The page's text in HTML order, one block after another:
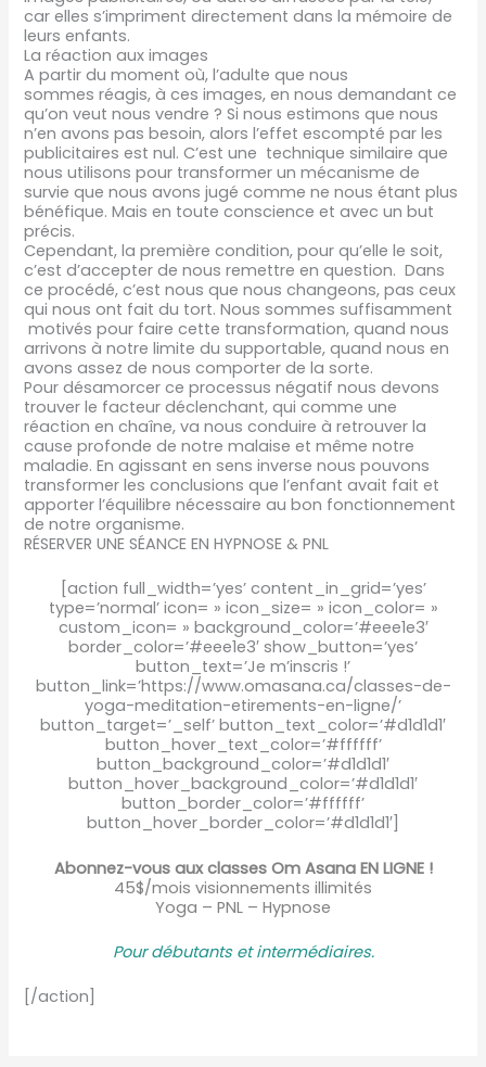
car elles s’impriment directement dans la mémoire de
leurs enfants.
La réaction aux images
A partir du moment où, l’adulte que nous
sommes réagis, à ces images, en nous demandant ce
qu’on veut nous vendre ? Si nous estimons que nous
n’en avons pas besoin, alors l’effet escompté par les
publicitaires est nul. C’est une technique similaire que
nous utilisons pour transformer un mécanisme de
survie que nous avons jugé comme ne nous étant plus
bénéfique. Mais en toute conscience et avec un but
précis.
Cependant, la première condition, pour qu’elle le soit,
c’est d’accepter de nous remettre en question. Dans
ce procédé, c’est nous que nous changeons, pas ceux
qui nous ont fait du tort. Nous sommes suffisamment
motivés pour faire cette transformation, quand nous
arrivons à notre limite du supportable, quand nous en
avons assez de nous comporter de la sorte.
Pour désamorcer ce processus négatif nous devons
trouver le facteur déclenchant, qui comme une
réaction en chaîne, va nous conduire à retrouver la
cause profonde de notre malaise et même notre
maladie. En agissant en sens inverse nous pouvons
transformer les conclusions que l’enfant avait fait et
apporter l’équilibre nécessaire au bon fonctionnement
de notre organisme.
RÉSERVER UNE SÉANCE EN HYPNOSE & PNL
[action full_width=’yes’ content_in_grid=’yes’
type=’normal’ icon= » icon_size= » icon_color= »
custom_icon= » background_color=’#eee1e3′
border_color=’#eee1e3′ show_button=’yes’
button_text=’Je m’inscris !’
button_link=’https://www.omasana.ca/classes-de-
yoga-meditation-etirements-en-ligne/’
button_target=’_self’ button_text_color=’#d1d1d1′
button_hover_text_color=’#ffffff’
button_background_color=’#d1d1d1′
button_hover_background_color=’#d1d1d1′
button_border_color=’#ffffff’
button_hover_border_color=’#d1d1d1′]
Abonnez-vous aux classes Om Asana EN LIGNE !
45$/mois visionnements illimités
Yoga – PNL – Hypnose
Pour débutants et intermédiaires.
[/action]